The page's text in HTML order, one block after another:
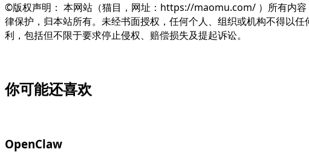
©版权声明： 本网站（猫目，网址：https://maomu.com/ ）所有内容
律保护，归本站所有。未经书面授权，任何个人、组织或机构不得以
利，包括但不限于要求停止侵权、赔偿损失及提起诉讼。
你可能还喜欢
OpenClaw